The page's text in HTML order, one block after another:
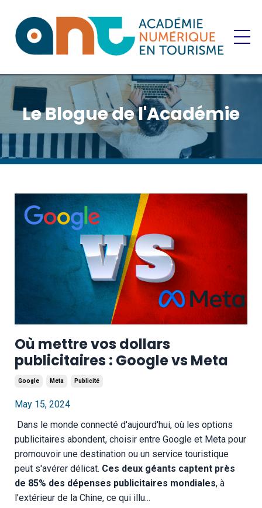
Le Blogue de l'Académie
Où mettre vos dollars
publicitaires : Google vs Meta
Google Meta Publicité
May 15, 2024
Dans le monde connecté d'aujourd'hui, où les options
publicitaires abondent, choisir entre Google et Meta pour
promouvoir une destination ou un service touristique
peut s'avérer délicat. Ces deux géants captent près
de 85% des dépenses publicitaires mondiales, à
l’extérieur de la Chine, ce qui illu...